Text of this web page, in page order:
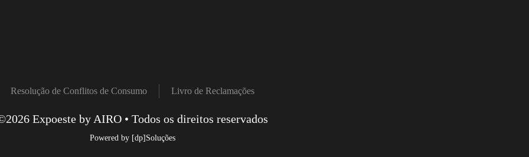
Resolução de Conflitos de Consumo Livro de Reclamações
2026Expoeste by AIRO • Todos os direitos reservados
Powered by [dp]Soluções